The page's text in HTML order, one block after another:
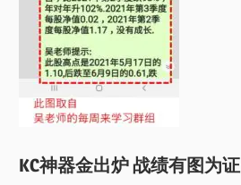
KC神器金出炉 战绩有图为证